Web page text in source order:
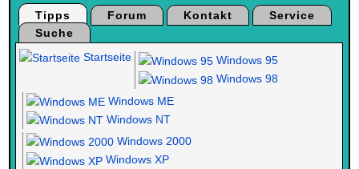
Tipps Forum Kontakt
Service
Suche
Startseite
Windows 95
Windows 98
Windows ME
Windows NT
Windows 2000
Windows XP